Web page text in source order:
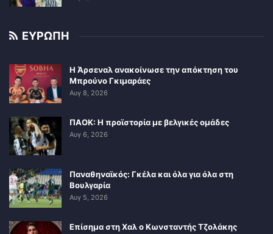
ΕΥΡΩΠΗ
Η Άρσεναλ ανακοίνωσε την απόκτηση του
Μπρούνο Γκιμαράες
Αυγ 8, 2026
ΠΑΟΚ: Η προϊστορία με βελγικές ομάδες
Αυγ 6, 2026
Παναθηναϊκός: Γκέλα και όλα για όλα στη
Βουλγαρία
Αυγ 5, 2026
Επίσημα στη Χαλ ο Κωνσταντής Τζολάκης